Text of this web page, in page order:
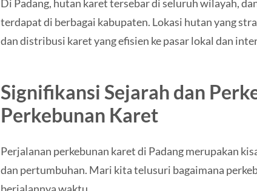
Di Padang, hutan karet tersebar di seluruh wilayah,
terdapat di berbagai kabupaten. Lokasi hutan yang
dan distribusi karet yang efisien ke pasar lokal dan
Signifikansi Sejarah dan
Perkebunan Karet
Perjalanan perkebunan karet di Padang merupakan
dan pertumbuhan. Mari kita telusuri bagaimana